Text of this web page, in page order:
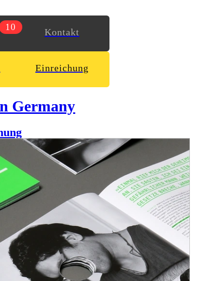
10 Kontakt
Einreichung
Germany
23 Tage beherbergten uns junge Teheraner auf ihren
und das Vergnügen des Regelbruchs. Wir